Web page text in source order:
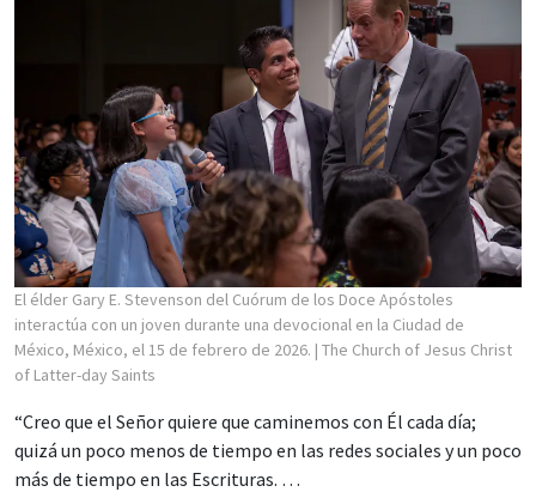
El élder Gary E. Stevenson del Cuórum de los Doce Apóstoles
interactúa con un joven durante una devocional en la Ciudad de
México, México, el 15 de febrero de 2026. | The Church of Jesus Christ
of Latter-day Saints
“Creo que el Señor quiere que caminemos con Él cada día;
quizá un poco menos de tiempo en las redes sociales y un poco
más de tiempo en las Escrituras. …